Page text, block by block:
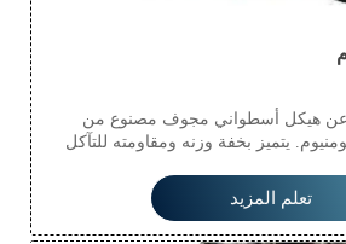
عن هيكل أسطواني مجوف مصنوع من
يتميز بخفة وزنه ومقاومته للتآكل
والبناء. يُسهّل سطحه الأملس تدفق
طول عمره في البيئات الصعبة. كما
مما يتيح حلولًا تصميمية متعددة
تعلم المزيد